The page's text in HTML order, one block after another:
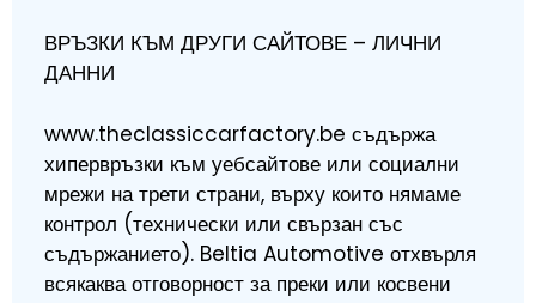
ВРЪЗКИ КЪМ ДРУГИ САЙТОВЕ – ЛИЧНИ
ДАННИ
www.theclassiccarfactory.be съдържа
хипервръзки към уебсайтове или социални
мрежи на трети страни, върху които нямаме
контрол (технически или свързан със
съдържанието). Beltia Automotive отхвърля
всякаква отговорност за преки или косвени